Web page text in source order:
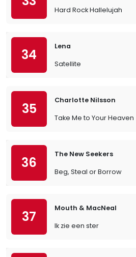
Hard Rock Hallelujah
34
Lena
Satellite
35
Charlotte Nilsson
Take Me to Your Heaven
36
The New Seekers
Beg, Steal or Borrow
37
Mouth & MacNeal
Ik zie een ster